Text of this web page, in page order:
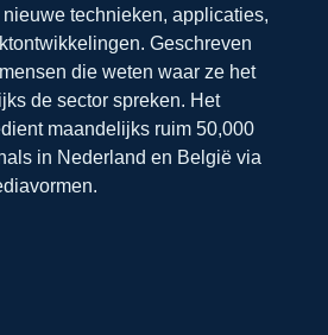
technieken, applicaties,
Geschreven
die weten waar ze het
de sector spreken. Het
maandelijks ruim 50,000
in Nederland en België via